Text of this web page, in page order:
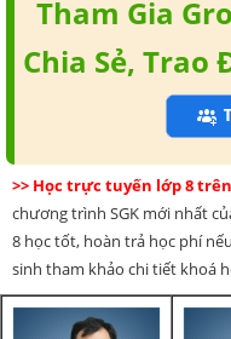
Tham Gia
Chia Sẻ, Trao
>> Học trực tuyến lớp 8
chương trình SGK mới nhất
8 học tốt, hoàn trả học phí
sinh tham khảo chi tiết khoá